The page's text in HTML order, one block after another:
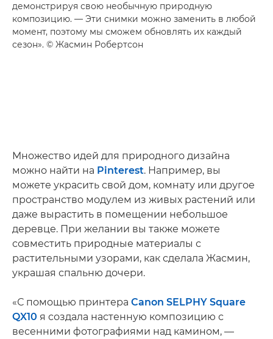
демонстрируя свою необычную природную
композицию. — Эти снимки можно заменить в любой
момент, поэтому мы сможем обновлять их каждый
сезон». © Жасмин Робертсон
Множество идей для природного дизайна
можно найти на Pinterest. Например, вы
можете украсить свой дом, комнату или другое
пространство модулем из живых растений или
даже вырастить в помещении небольшое
деревце. При желании вы также можете
совместить природные материалы с
растительными узорами, как сделала Жасмин,
украшая спальню дочери.
«С помощью принтера Canon SELPHY Square
QX10 я создала настенную композицию с
весенними фотографиями над камином, —